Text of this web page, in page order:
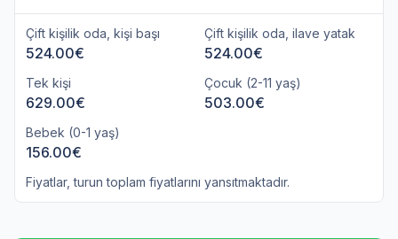
Çift kişilik oda, kişi başı
524.00€
Çift kişilik oda, ilave yatak
524.00€
Tek kişi
629.00€
Çocuk (2-11 yaş)
503.00€
Bebek (0-1 yaş)
156.00€
Fiyatlar, turun toplam fiyatlarını yansıtmaktadır.